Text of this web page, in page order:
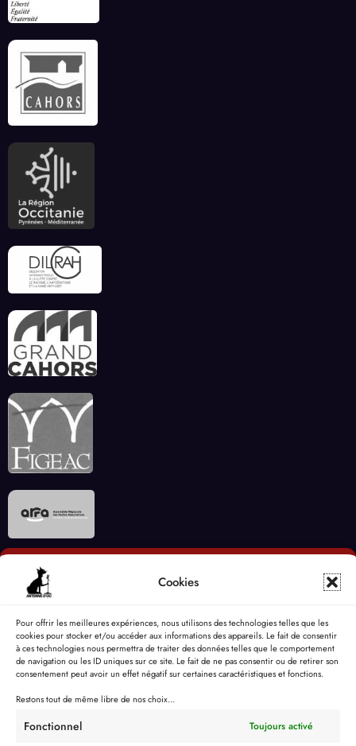
Cookies
Pour offrir les meilleures expériences, nous utilisons des technologies telles que les
cookies pour stocker et/ou accéder aux informations des appareils. Le fait de consentir
à ces technologies nous permettra de traiter des données telles que le comportement
de navigation ou les ID uniques sur ce site. Le fait de ne pas consentir ou de retirer son
consentement peut avoir un effet négatif sur certaines caractéristiques et fonctions.
Restons tout de même libre de nos choix...
Fonctionnel Toujours activé